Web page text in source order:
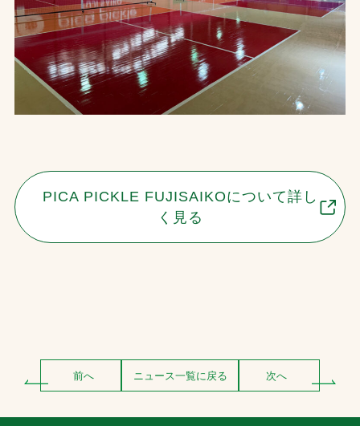
PICA PICKLE FUJISAIKOについて詳し
く見る
前へ ニュース一覧に戻る 次へ